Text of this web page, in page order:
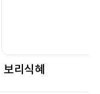
보리식혜